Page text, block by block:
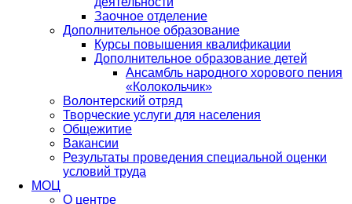
Заочное отделение
Дополнительное образование
Курсы повышения квалификации
Дополнительное образование детей
Ансамбль народного хорового пения
«Колокольчик»
Волонтерский отряд
Творческие услуги для населения
Общежитие
Вакансии
Результаты проведения специальной оценки
условий труда
МОЦ
О центре